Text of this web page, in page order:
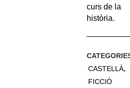
curs de la
història.
CASTELLÀ,
FICCIÓ